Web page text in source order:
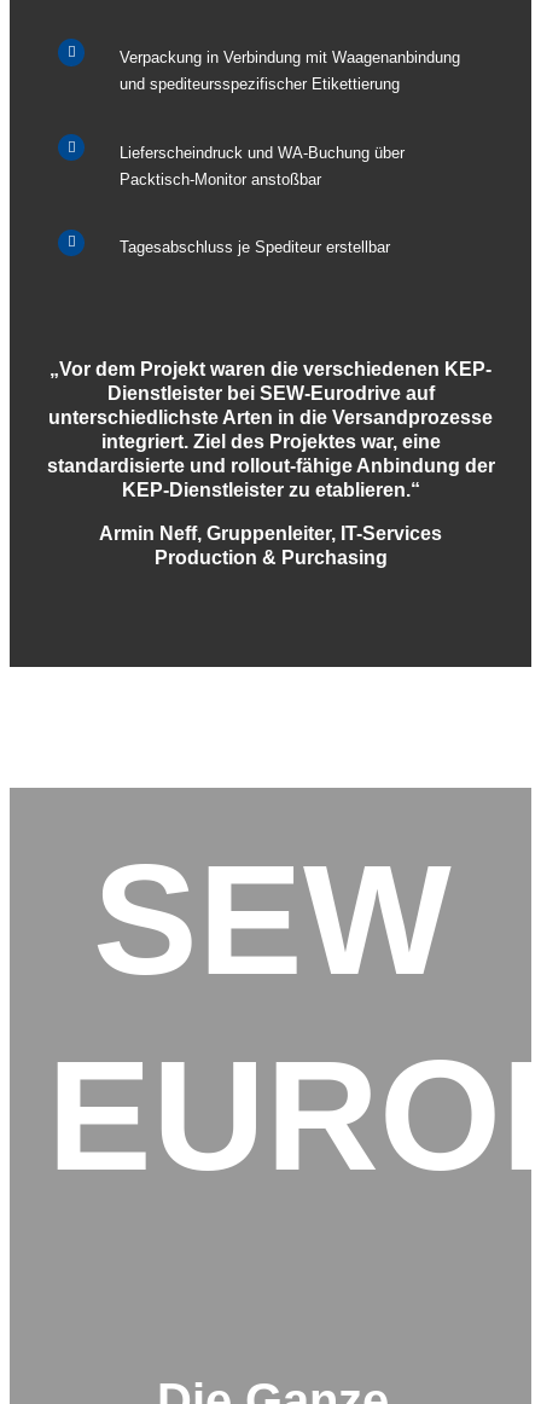
Verpackung in Verbindung mit Waagenanbindung
und spediteursspezifischer Etikettierung
Lieferscheindruck und WA-Buchung über
Packtisch-Monitor anstoßbar
Tagesabschluss je Spediteur erstellbar
„Vor dem Projekt waren die verschiedenen KEP-
Dienstleister bei SEW-Eurodrive auf
unterschiedlichste Arten in die Versandprozesse
integriert. Ziel des Projektes war, eine
standardisierte und rollout-fähige Anbindung der
KEP-Dienstleister zu etablieren.“
Armin Neff, Gruppenleiter, IT-Services
Production & Purchasing
SEW